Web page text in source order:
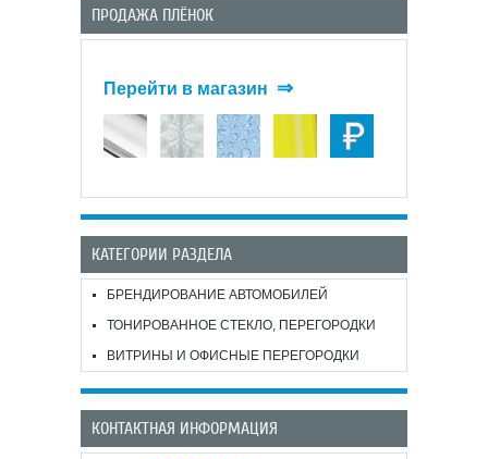
ПРОДАЖА ПЛЁНОК
Перейти в магазин ⇒
КАТЕГОРИИ РАЗДЕЛА
БРЕНДИРОВАНИЕ АВТОМОБИЛЕЙ
ТОНИРОВАННОЕ СТЕКЛО, ПЕРЕГОРОДКИ
ВИТРИНЫ И ОФИСНЫЕ ПЕРЕГОРОДКИ
КОНТАКТНАЯ ИНФОРМАЦИЯ